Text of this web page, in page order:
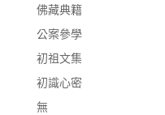
佛藏典籍
公案參學
初祖文集
初識心密
無